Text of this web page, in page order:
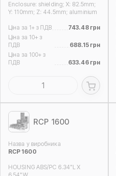
Enclosure: shielding; X: 82.5mm;
Y: 110mm; Z: 44.5mm; aluminium
Ціна за 1+ з ПДВ
743.48 грн
Ціна за 10+ з
ПДВ
688.15 грн
Ціна за 100+ з
ПДВ
633.46 грн
RCP 1600
Назва у виробника
RCP 1600
HOUSING ABS/PC 6.34"L X